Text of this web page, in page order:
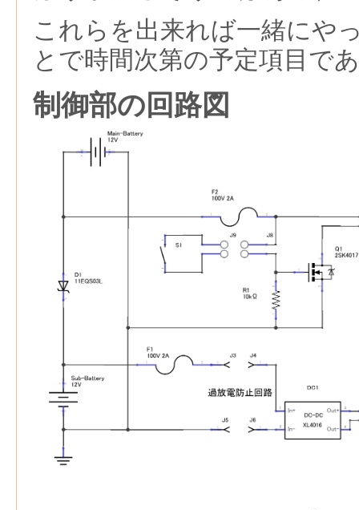
これらを出来れば一緒にや
とで時間次第の予定項目で
制御部の回路図